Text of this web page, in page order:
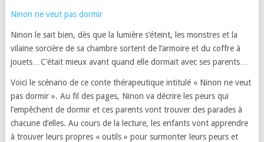
Ninon ne veut pas dormir
Ninon le sait bien, dès que la lumière s’éteint, les monstres et la
vilaine sorcière de sa chambre sortent de l’armoire et du coffre à
jouets…C’était mieux avant quand elle dormait avec ses parents…
Voici le scénario de ce conte thérapeutique intitulé « Ninon ne veut
pas dormir ». Au fil des pages, Ninon va décrire les peurs qui
l’empêchent de dormir et ces parents vont trouver des parades à
chacune d’elles. Au cours de la lecture, les enfants vont apprendre
à trouver leurs propres « outils » pour surmonter leurs peurs et